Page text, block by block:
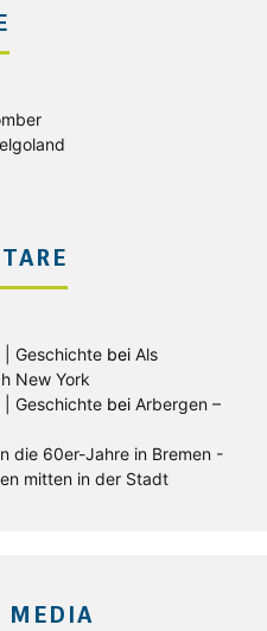
| Geschichte bei Als
New York
| Geschichte bei Arbergen –
die 60er-Jahre in Bremen -
mitten in der Stadt
MEDIA